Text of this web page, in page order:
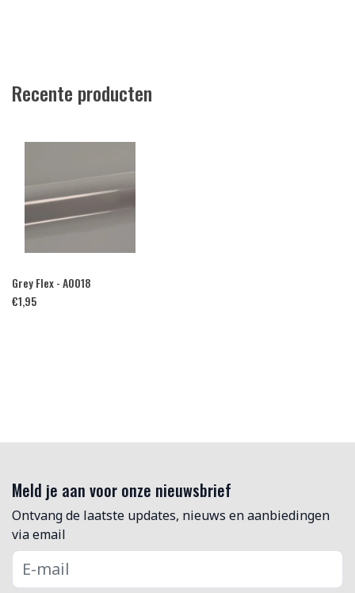
Recente producten
Grey Flex - A0018
€1,95
Meld je aan voor onze nieuwsbrief
Ontvang de laatste updates, nieuws en aanbiedingen
via email